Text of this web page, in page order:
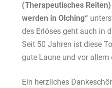
(Therapeutisches Reiten)
werden in Olching“
des Erlöses geht auch in
Seit 50 Jahren ist diese
gute Laune und vor allem
Ein herzliches